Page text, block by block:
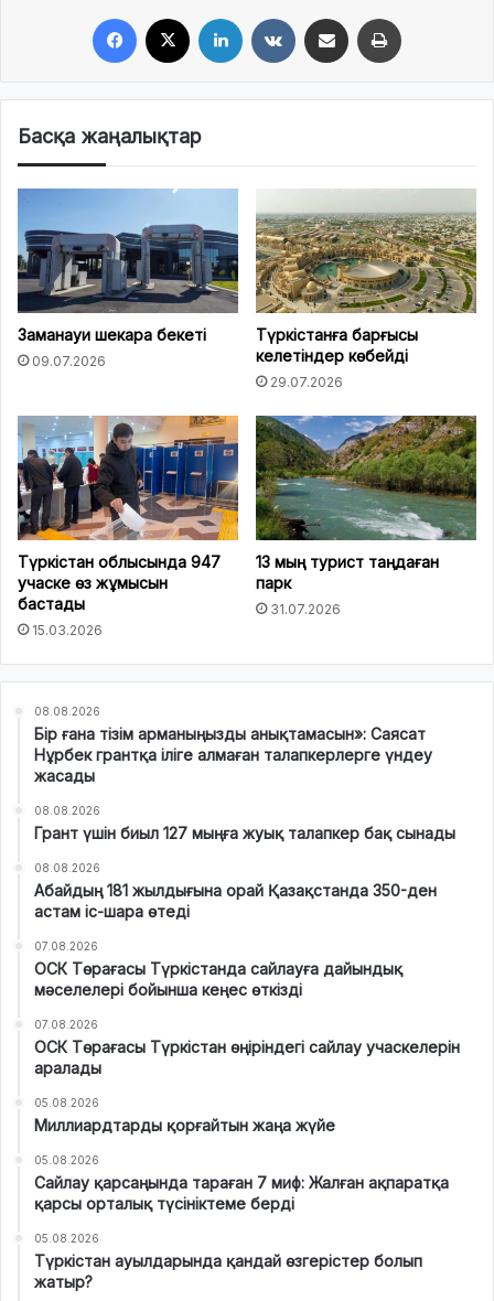
Басқа жаңалықтар
Заманауи шекара бекеті
09.07.2026
Түркістанға барғысы
келетіндер көбейді
29.07.2026
Түркістан облысында 947
учаске өз жұмысын
бастады
15.03.2026
13 мың турист таңдаған
парк
31.07.2026
08.08.2026
Бір ғана тізім арманыңызды анықтамасын»: Саясат
Нұрбек грантқа іліге алмаған талапкерлерге үндеу
жасады
08.08.2026
Грант үшін биыл 127 мыңға жуық талапкер бақ сынады
08.08.2026
Абайдың 181 жылдығына орай Қазақстанда 350-ден
астам іс-шара өтеді
07.08.2026
ОСК Төрағасы Түркістанда сайлауға дайындық
мәселелері бойынша кеңес өткізді
07.08.2026
ОСК Төрағасы Түркістан өңіріндегі сайлау учаскелерін
аралады
05.08.2026
Миллиардтарды қорғайтын жаңа жүйе
05.08.2026
Сайлау қарсаңында тараған 7 миф: Жалған ақпаратқа
қарсы орталық түсініктеме берді
05.08.2026
Түркістан ауылдарында қандай өзгерістер болып
жатыр?